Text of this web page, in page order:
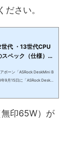
ださい。
代 ・13世代CPU
ペック（仕様）を
搭載の
ボーン「ASRock DeskMini B
9月15日に「ASRock DeskMi
印65W）が